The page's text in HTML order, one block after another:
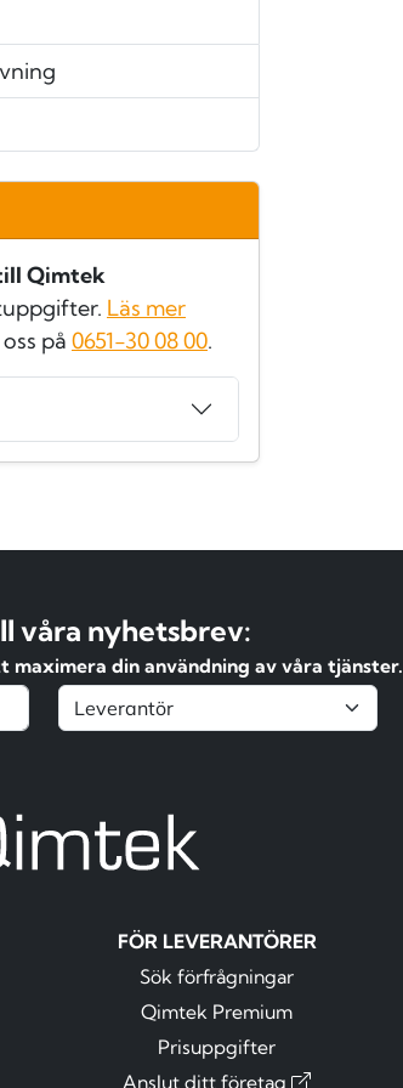
Qimtek
Läs mer
på 0651-30 08 00.
våra nyhetsbrev:
din användning av våra tjänster.
FÖR LEVERANTÖRER
Sök förfrågningar
Qimtek Premium
Prisuppgifter
Anslut ditt företag